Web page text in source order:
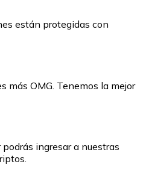
están protegidas con
más OMG. Tenemos la mejor
ingresar a nuestras